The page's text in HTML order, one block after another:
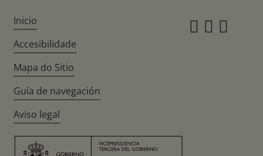
Inicio
Accesibilidade
Mapa do Sitio
Guía de navegación
Aviso legal